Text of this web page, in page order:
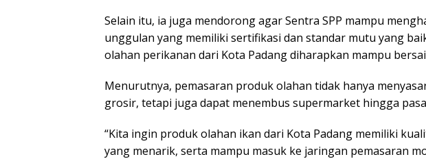
Selain itu, ia juga mendorong agar Sentra SPP mampu
unggulan yang memiliki sertifikasi dan standar mutu yang
olahan perikanan dari Kota Padang diharapkan mampu
Menurutnya, pemasaran produk olahan tidak hanya
grosir, tetapi juga dapat menembus supermarket hingga
“Kita ingin produk olahan ikan dari Kota Padang memiliki
yang menarik, serta mampu masuk ke jaringan pemasaran